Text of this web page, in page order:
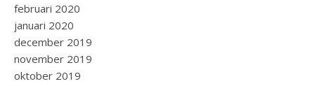
februari 2020
januari 2020
december 2019
november 2019
oktober 2019